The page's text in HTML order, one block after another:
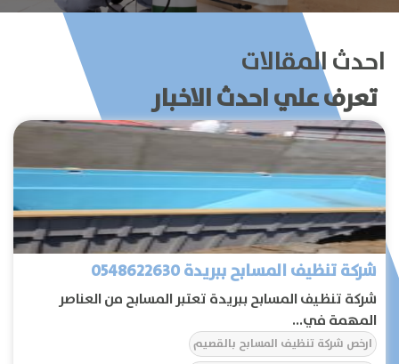
احدث المقالات
تعرف علي احدث الاخبار
شركة تنظيف المسابح ببريدة 0548622630
شركة تنظيف المسابح ببريدة تعتبر المسابح من العناصر
المهمة في...
ارخص شركة تنظيف المسابح بالقصيم